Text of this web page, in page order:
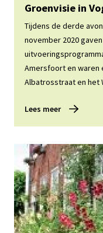
Lees meer
Groenvisie in
Tijdens de derde
november 2020
Amersfoort en waren
Albatrosstraat en het
Lees meer